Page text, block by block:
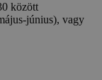
között
június), vagy